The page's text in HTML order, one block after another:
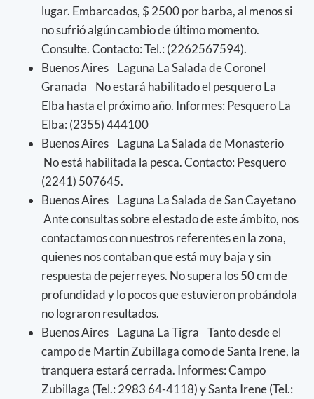
lugar. Embarcados, $ 2500 por barba, al menos si
no sufrió algún cambio de último momento.
Consulte. Contacto: Tel.: (2262567594).
Buenos Aires Laguna La Salada de Coronel
Granada No estará habilitado el pesquero La
Elba hasta el próximo año. Informes: Pesquero La
Elba: (2355) 444100
Buenos Aires Laguna La Salada de Monasterio
No está habilitada la pesca. Contacto: Pesquero
(2241) 507645.
Buenos Aires Laguna La Salada de San Cayetano
Ante consultas sobre el estado de este ámbito, nos
contactamos con nuestros referentes en la zona,
quienes nos contaban que está muy baja y sin
respuesta de pejerreyes. No supera los 50 cm de
profundidad y lo pocos que estuvieron probándola
no lograron resultados.
Buenos Aires Laguna La Tigra Tanto desde el
campo de Martin Zubillaga como de Santa Irene, la
tranquera estará cerrada. Informes: Campo
Zubillaga (Tel.: 2983 64-4118) y Santa Irene (Tel.: